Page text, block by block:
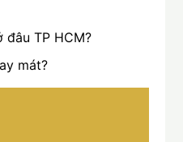
đâu TP HCM?
mát?